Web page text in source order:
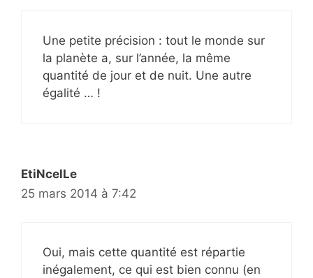
Une petite précision : tout le monde sur
la planète a, sur l’année, la même
quantité de jour et de nuit. Une autre
égalité … !
EtiNcelLe
25 mars 2014 à 7:42
Oui, mais cette quantité est répartie
inégalement, ce qui est bien connu (en